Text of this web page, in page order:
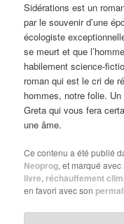
Sidérations est un
par le souvenir d’une
écologiste
se meurt et que
habilement science-
roman qui est le cri de
hommes, notre folie.
Greta qui vous fera
une âme.
Ce contenu a été publié
Neoprog, et marqué avec
livre, réchauffement
en favori avec son